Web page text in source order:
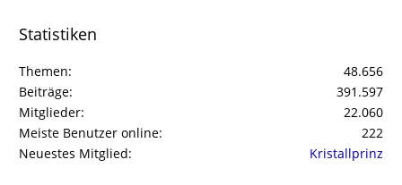
Statistiken
Themen
48.656
Beiträge
391.597
Mitglieder
22.060
Meiste Benutzer online
222
Neuestes Mitglied
Kristallprinz